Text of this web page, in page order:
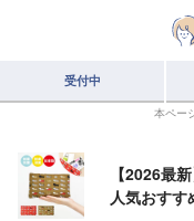
受付中
本ペー
【2026最
人気おすす